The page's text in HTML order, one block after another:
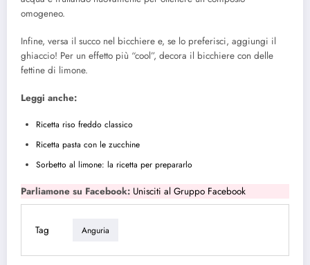
omogeneo.
Infine, versa il succo nel bicchiere e, se lo preferisci, aggiungi il
ghiaccio! Per un effetto più “cool”, decora il bicchiere con delle
fettine di limone.
Leggi anche:
Ricetta riso freddo classico
Ricetta pasta con le zucchine
Sorbetto al limone: la ricetta per prepararlo
Parliamone su Facebook: Unisciti al Gruppo Facebook
Tag Anguria